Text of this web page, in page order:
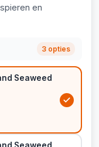
en
3 opties
Seaweed